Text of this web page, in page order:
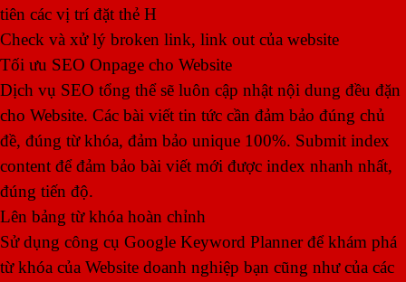
tiên các vị trí đặt thẻ H
Check và xử lý broken link, link out của website
Tối ưu SEO Onpage cho Website
Dịch vụ SEO tổng thể sẽ luôn cập nhật nội dung đều đặn
cho Website. Các bài viết tin tức cần đảm bảo đúng chủ
đề, đúng từ khóa, đảm bảo unique 100%. Submit index
content để đảm bảo bài viết mới được index nhanh nhất,
đúng tiến độ.
Lên bảng từ khóa hoàn chỉnh
Sử dụng công cụ Google Keyword Planner để khám phá
từ khóa của Website doanh nghiệp bạn cũng như của các